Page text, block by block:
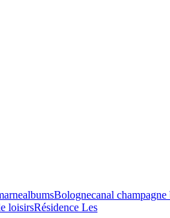
albumsBolognecanal
loisirsRésidence Les